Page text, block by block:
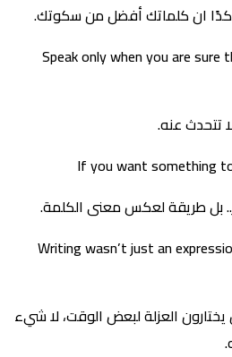
ان كلماتك أفضل من سكوتك.
Speak only when you are
تتحدث عنه.
If you want something
بل طريقة لعكس معنى الكلمة.
Writing wasn’t just an
العزلة لبعض الوقت، لا شيء